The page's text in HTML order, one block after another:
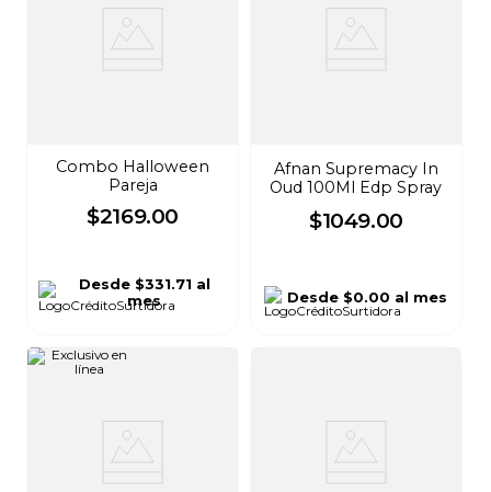
Combo Halloween
Pareja
$2169.00
Desde$331.71 al
mes
Afnan Supremacy In
Oud 100Ml Edp Spray
$1049.00
Desde $0.00 al mes